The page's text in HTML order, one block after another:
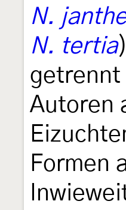
N.
N. tertia
getrennt
Autoren
Formen